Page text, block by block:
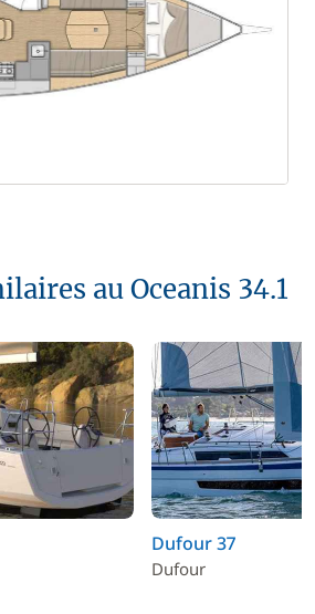
au Oceanis 34.1
Dufour 37
Dufour